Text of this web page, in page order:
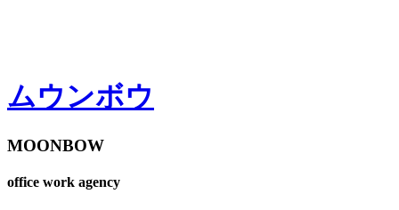
ムウンボウ
MOONBOW
office work agency